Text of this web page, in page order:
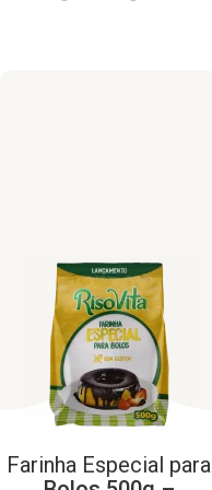
Farinha Especial para